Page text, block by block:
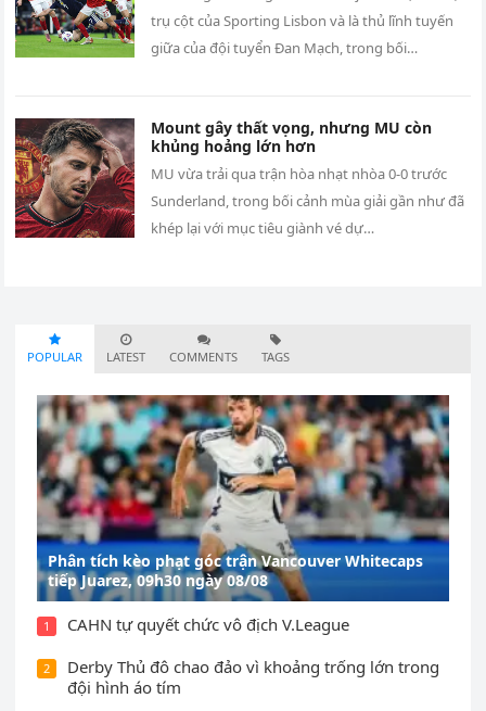
trụ cột của Sporting Lisbon và là thủ lĩnh tuyến
giữa của đội tuyển Đan Mạch, trong bối…
Mount gây thất vọng, nhưng MU còn
khủng hoảng lớn hơn
MU vừa trải qua trận hòa nhạt nhòa 0-0 trước
Sunderland, trong bối cảnh mùa giải gần như đã
khép lại với mục tiêu giành vé dự…
POPULAR LATEST COMMENTS TAGS
Phân tích kèo phạt góc trận Vancouver Whitecaps
tiếp Juarez, 09h30 ngày 08/08
1 CAHN tự quyết chức vô địch V.League
2
Derby Thủ đô chao đảo vì khoảng trống lớn trong
đội hình áo tím